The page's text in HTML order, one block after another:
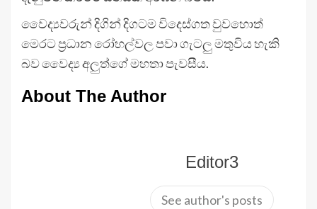
වෛද්‍යවරුන් දිගින් දිගටම විදෙස්ගත වුවහොත්
මෙරට ප්‍රධාන රෝහල්වල පවා ගැටලු මතුවිය හැකි
බව වෛද්‍ය අලුත්ගේ මහතා පැවසීය.
About The Author
Editor3
See author's posts